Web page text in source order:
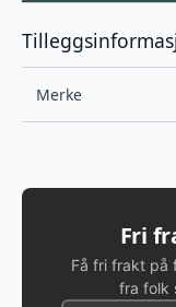
Merke
Fri
Få fri frakt på
fra folk